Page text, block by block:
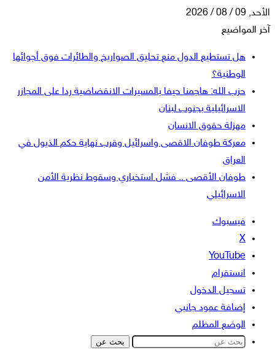
الأحد, 09 / 08 / 2026
آخر المواضيع
هل تستطيع الدول منع تحليق الصواريخ والطائرات فوق أجوائها
الوطنية؟
حزب الله: هاجمنا حيفا بالمسيرات الانقضاضية ردا على المجازر
الاسرائيلية بجنوب لبنان
مهزلة حقوق الانسان
معركة طوفان الاقصى واسرائيل وقرب نهاية حكم الذيول في
العراق
طوفان الأقصى .. فشل استخباري وسقوط نظرية الأمن
الاسرائيلي
فيسبوك
‫X
‫YouTube
انستقرام
تسجيل الدخول
إضافة عمود جانبي
الوضع المظلم
بحث عن